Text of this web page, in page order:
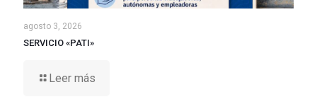
agosto 3, 2026
SERVICIO «PATI»
Leer más